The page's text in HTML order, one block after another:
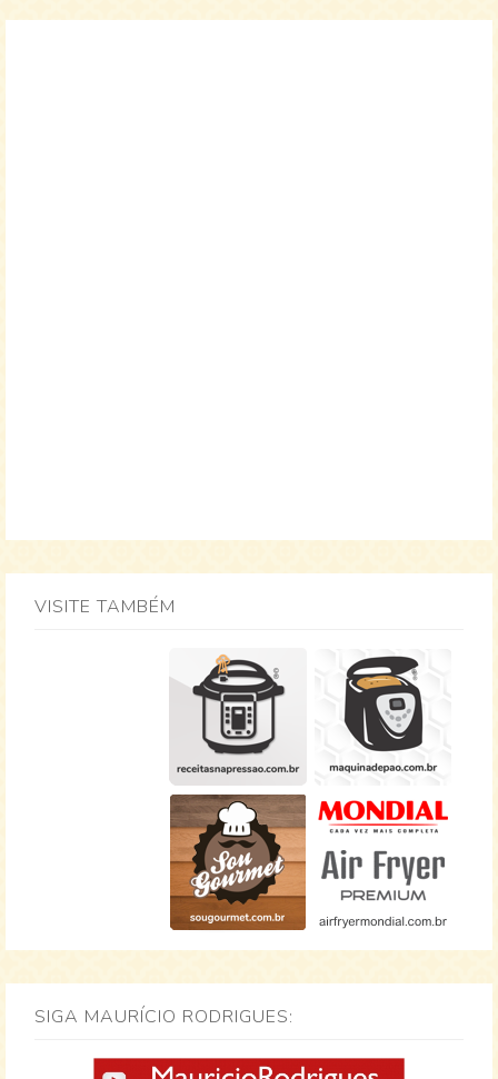
VISITE TAMBÉM
SIGA MAURÍCIO RODRIGUES: